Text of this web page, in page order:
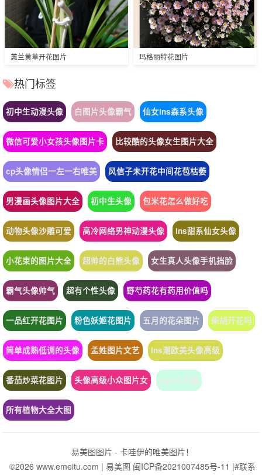
蕙兰黄草开花图片 玛格丽特花图片
热门标签
初中生动漫头像 白图片头像霸气 仙女ins森系头像
微信可爱小女孩头像图片卡 比较酷的头像女生图片大全
cp头像情侣一左一右唯美 风信子未开花中间花苞枯萎
男漫画头像图片大全 初中生头像 包米花怎么做好吃
动物头像沙雕可爱 高冷网络男神动漫头像 ins甜系仙女头像
小花束的图片大全 超帅的白熊头像 女生真人头像手机挡脸
霸气头像帅气 超有个性头像 野芍药花有药用价值吗
一品红开花图片 粉色妖姬花图片 五月的花朵图片 柴胡开花吗
简单成熟低调的头像 孟姓图片文艺 ins潮欧美头像高级
番茄炒菜花图片 头像高级小众图片女 pgone头像
所有植物大全大图
易美图图片 - 卡哇伊的唯美图片！
©2026 www.emeitu.com | 易美图 闽ICP备2021007485号-11 |#联系